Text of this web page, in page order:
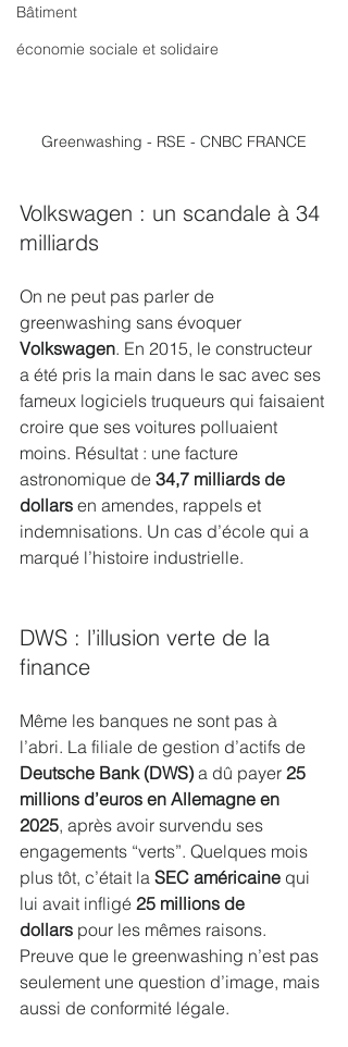
Bâtiment
économie sociale et solidaire
Greenwashing - RSE - CNBC FRANCE
Volkswagen : un scandale à 34
milliards
On ne peut pas parler de
greenwashing sans évoquer
Volkswagen. En 2015, le constructeur
a été pris la main dans le sac avec ses
fameux logiciels truqueurs qui faisaient
croire que ses voitures polluaient
moins. Résultat : une facture
astronomique de 34,7 milliards de
dollars en amendes, rappels et
indemnisations. Un cas d’école qui a
marqué l’histoire industrielle.
DWS : l’illusion verte de la
finance
Même les banques ne sont pas à
l’abri. La filiale de gestion d’actifs de
Deutsche Bank (DWS) a dû payer 25
millions d’euros en Allemagne en
2025, après avoir survendu ses
engagements “verts”. Quelques mois
plus tôt, c’était la SEC américaine qui
lui avait infligé 25 millions de
dollars pour les mêmes raisons.
Preuve que le greenwashing n’est pas
seulement une question d’image, mais
aussi de conformité légale.